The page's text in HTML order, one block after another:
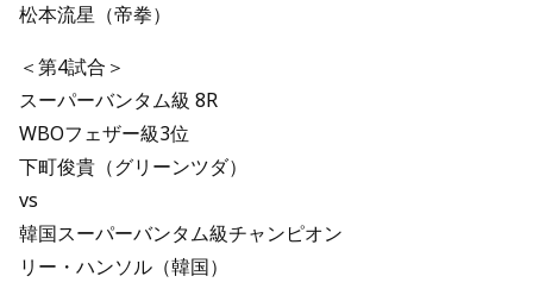
松本流星（帝拳）
＜第4試合＞
スーパーバンタム級 8R
WBOフェザー級3位
下町俊貴（グリーンツダ）
vs
韓国スーパーバンタム級チャンピオン
リー・ハンソル（韓国）